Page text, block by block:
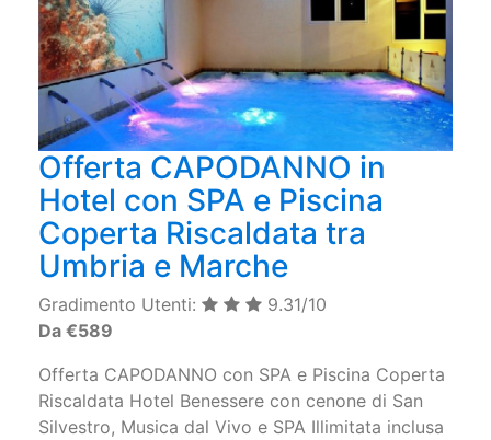
Offerta CAPODANNO in
Hotel con SPA e Piscina
Coperta Riscaldata tra
Umbria e Marche
Gradimento Utenti:
9.31/10
Da €589
Offerta CAPODANNO con SPA e Piscina Coperta
Riscaldata Hotel Benessere con cenone di San
Silvestro, Musica dal Vivo e SPA Illimitata inclusa